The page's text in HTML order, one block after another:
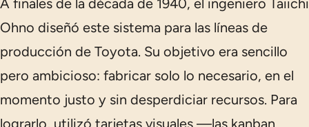
A finales de la década de 1940, el ingeniero Taiichi
Ohno diseñó este sistema para las líneas de
producción de Toyota. Su objetivo era sencillo
pero ambicioso: fabricar solo lo necesario, en el
momento justo y sin desperdiciar recursos. Para
lograrlo, utilizó tarjetas visuales —las kanban